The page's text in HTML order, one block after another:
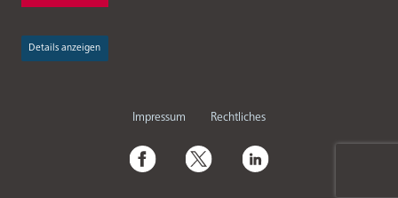
Details anzeigen
Social
Impressum Rechtliches